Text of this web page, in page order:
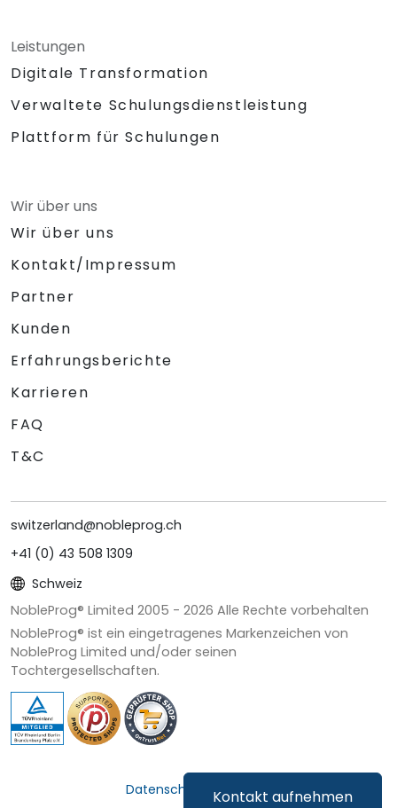
Kontakt aufnehmen
Leistungen
Digitale Transformation
Verwaltete Schulungsdienstleistung
Plattform für Schulungen
Wir über uns
Wir über uns
Kontakt/Impressum
Partner
Kunden
Erfahrungsberichte
Karrieren
FAQ
T&C
switzerland@nobleprog.ch
+41 (0) 43 508 1309
Schweiz
NobleProg® Limited 2005 - 2026 Alle Rechte vorbehalten
NobleProg® ist ein eingetragenes Markenzeichen von
NobleProg Limited und/oder seinen
Tochtergesellschaften.
Datenschutz & Cookies